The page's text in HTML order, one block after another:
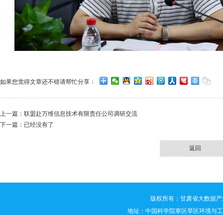
如果您觉得文章还不错请帮忙分享：
上一篇： 联盟赴万维信息技术有限责任公司调研交流
下一篇：已经没有了
返回
版权所有：甘肃省大数据
地址：中国科学院寒区旱区环境与